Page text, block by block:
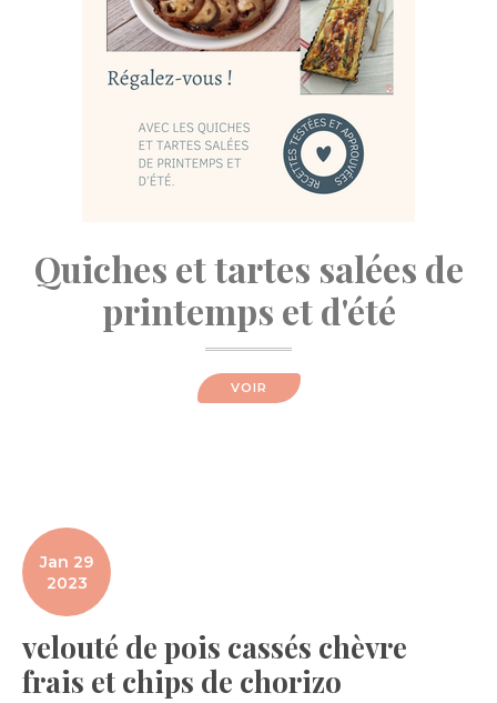
Quiches et tartes salées de
printemps et d'été
VOIR
Jan 29
2023
velouté de pois cassés chèvre
frais et chips de chorizo